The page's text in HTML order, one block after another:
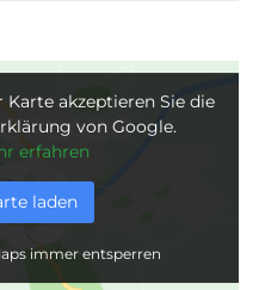
akzeptieren Sie die
von Google.
erfahren
laden
immer entsperren